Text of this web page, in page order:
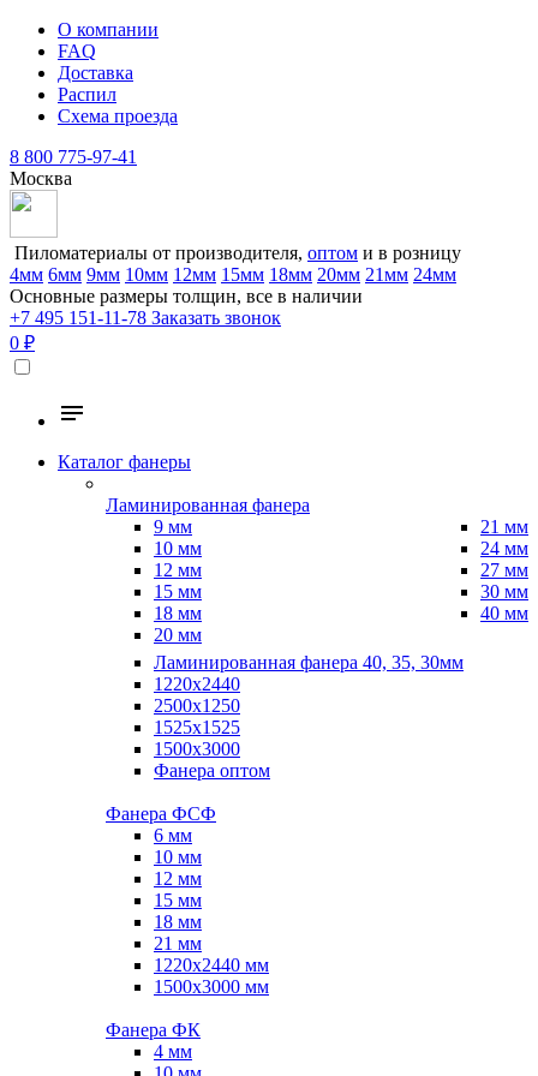
О компании
FAQ
Доставка
Распил
Схема проезда
8 800 775-97-41
Москва
Пиломатериалы от производителя, оптом и в розницу
4мм 6мм 9мм 10мм 12мм 15мм 18мм 20мм 21мм 24мм
Основные размеры толщин, все в наличии
+7 495 151-11-78 Заказать звонок
0 ₽
Каталог фанеры
Ламинированная фанера
9 мм
10 мм
12 мм
15 мм
18 мм
20 мм
21 мм
24 мм
27 мм
30 мм
40 мм
Ламинированная фанера 40, 35, 30мм
1220x2440
2500x1250
1525x1525
1500x3000
Фанера оптом
Фанера ФСФ
6 мм
10 мм
12 мм
15 мм
18 мм
21 мм
1220х2440 мм
1500х3000 мм
Фанера ФК
4 мм